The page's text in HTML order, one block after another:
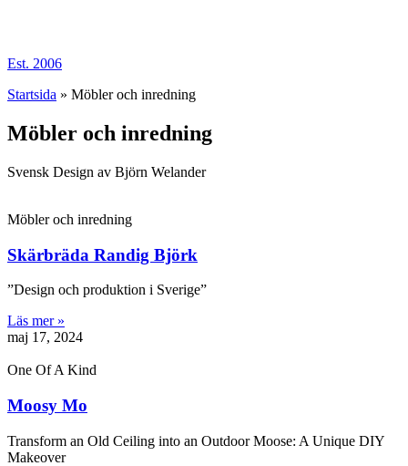
Est. 2006
Startsida » Möbler och inredning
Möbler och inredning
Svensk Design av Björn Welander
Möbler och inredning
Skärbräda Randig Björk
”Design och produktion i Sverige”
Läs mer »
maj 17, 2024
One Of A Kind
Moosy Mo
Transform an Old Ceiling into an Outdoor Moose: A Unique DIY
Makeover